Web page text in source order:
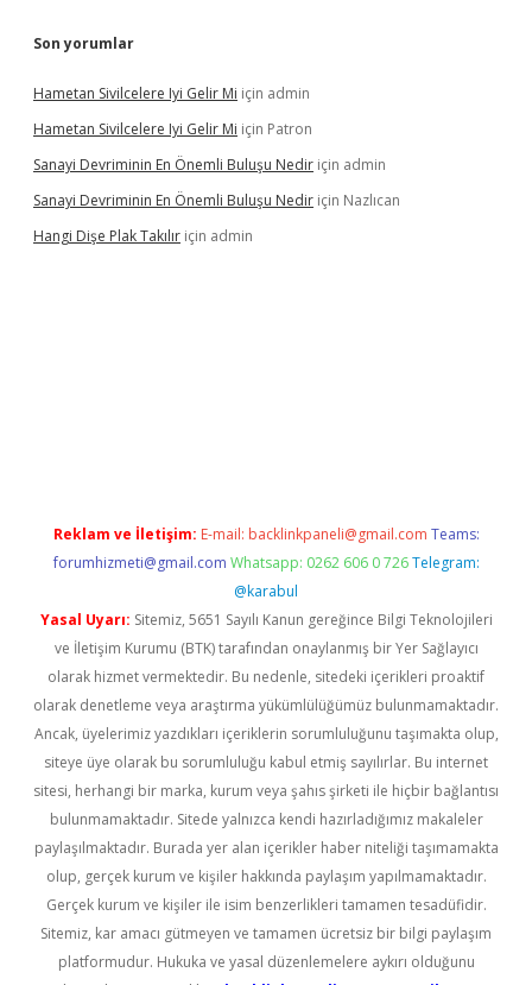
Son yorumlar
Hametan Sivilcelere Iyi Gelir Mi için admin
Hametan Sivilcelere Iyi Gelir Mi için Patron
Sanayi Devriminin En Önemli Buluşu Nedir için admin
Sanayi Devriminin En Önemli Buluşu Nedir için Nazlıcan
Hangi Dişe Plak Takılır için admin
Reklam ve İletişim: E-mail: backlinkpaneli@gmail.com Teams:
forumhizmeti@gmail.com Whatsapp: 0262 606 0 726 Telegram:
@karabul
Yasal Uyarı: Sitemiz, 5651 Sayılı Kanun gereğince Bilgi Teknolojileri
ve İletişim Kurumu (BTK) tarafından onaylanmış bir Yer Sağlayıcı
olarak hizmet vermektedir. Bu nedenle, sitedeki içerikleri proaktif
olarak denetleme veya araştırma yükümlülüğümüz bulunmamaktadır.
Ancak, üyelerimiz yazdıkları içeriklerin sorumluluğunu taşımakta olup,
siteye üye olarak bu sorumluluğu kabul etmiş sayılırlar. Bu internet
sitesi, herhangi bir marka, kurum veya şahıs şirketi ile hiçbir bağlantısı
bulunmamaktadır. Sitede yalnızca kendi hazırladığımız makaleler
paylaşılmaktadır. Burada yer alan içerikler haber niteliği taşımamakta
olup, gerçek kurum ve kişiler hakkında paylaşım yapılmamaktadır.
Gerçek kurum ve kişiler ile isim benzerlikleri tamamen tesadüfidir.
Sitemiz, kar amacı gütmeyen ve tamamen ücretsiz bir bilgi paylaşım
platformudur. Hukuka ve yasal düzenlemelere aykırı olduğunu